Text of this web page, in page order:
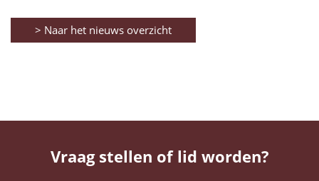
> Naar het nieuws overzicht
Vraag stellen of lid worden?